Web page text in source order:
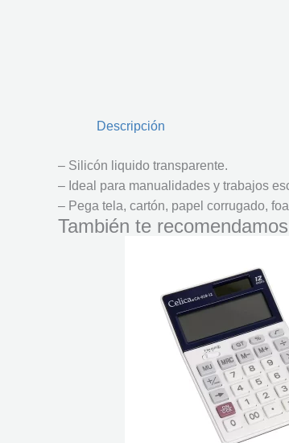
Descripción
– Silicón liquido transparente.
– Ideal para manualidades y trabajos
– Pega tela, cartón, papel corrugado,
También te